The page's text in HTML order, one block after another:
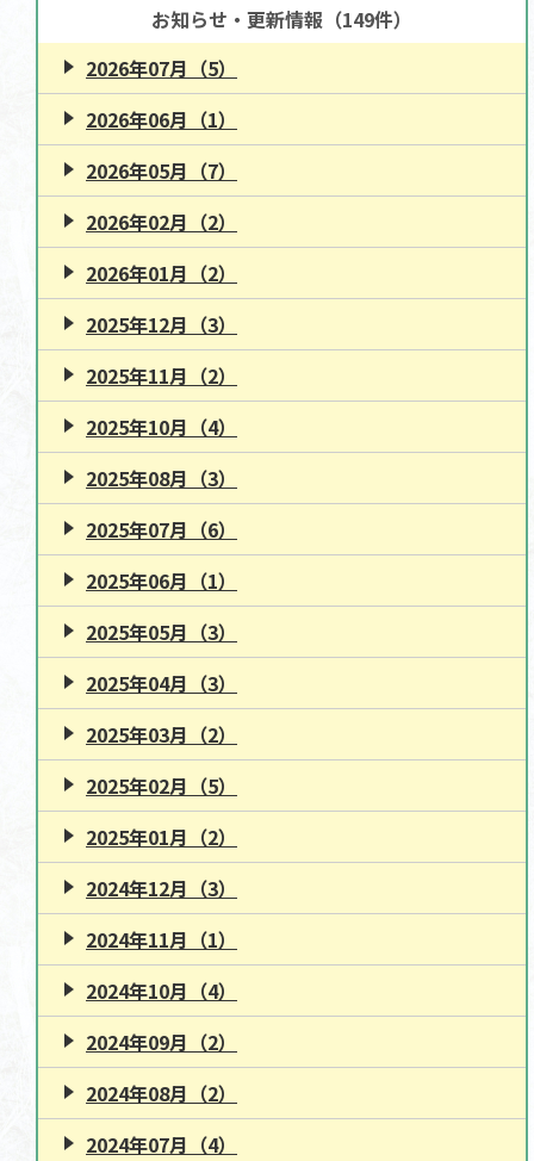
お知らせ・更新情報（149件）
2026年07月（5）
2026年06月（1）
2026年05月（7）
2026年02月（2）
2026年01月（2）
2025年12月（3）
2025年11月（2）
2025年10月（4）
2025年08月（3）
2025年07月（6）
2025年06月（1）
2025年05月（3）
2025年04月（3）
2025年03月（2）
2025年02月（5）
2025年01月（2）
2024年12月（3）
2024年11月（1）
2024年10月（4）
2024年09月（2）
2024年08月（2）
2024年07月（4）